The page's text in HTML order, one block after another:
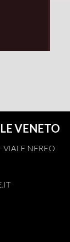
VENETO
VIALE NEREO